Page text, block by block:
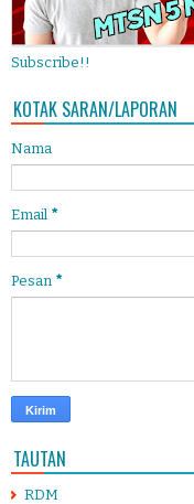
Subscribe!!
KOTAK SARAN/LAPORAN
Nama
Email *
Pesan *
TAUTAN
RDM